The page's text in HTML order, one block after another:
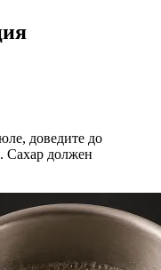
доведите до
Сахар должен